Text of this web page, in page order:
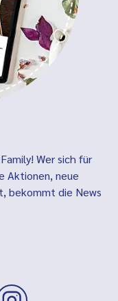
Wer sich für
Aktionen, neue
bekommt die News